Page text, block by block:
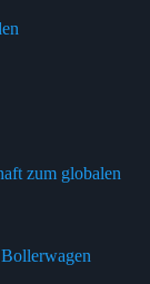
zum globalen